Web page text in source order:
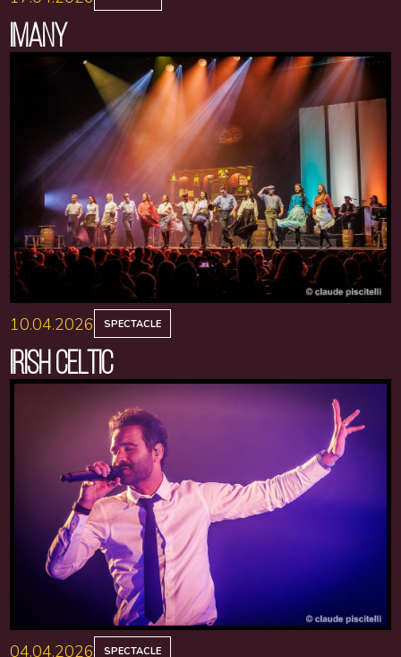
IMANY
10.04.2026 SPECTACLE
IRISH CELTIC
04.04.2026 SPECTACLE